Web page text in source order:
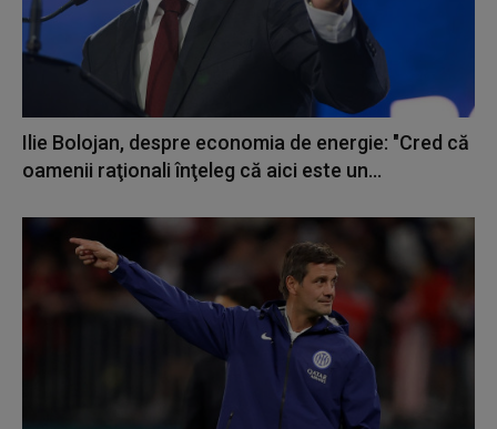
Ilie Bolojan, despre economia de energie: "Cred că
oamenii raţionali înţeleg că aici este un...